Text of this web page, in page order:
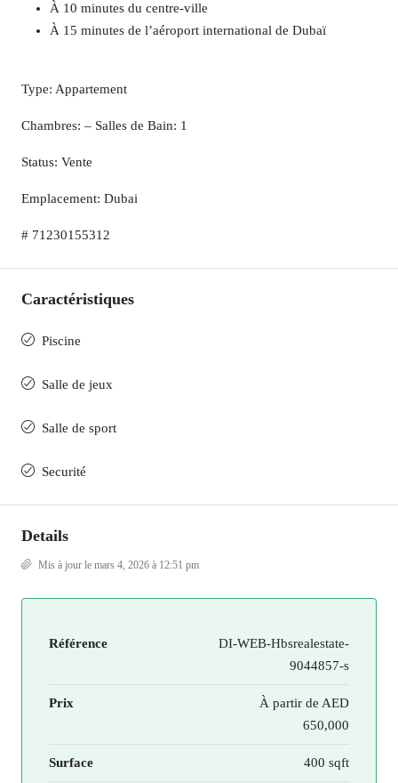
À 10 minutes du centre-ville
À 15 minutes de l’aéroport international de Dubaï
Type: Appartement
Chambres: – Salles de Bain: 1
Status: Vente
Emplacement: Dubai
# 71230155312
Caractéristiques
Piscine
Salle de jeux
Salle de sport
Securité
Details
Mis à jour le mars 4, 2026 à 12:51 pm
Référence
DI-WEB-Hbsrealestate-
9044857-s
Prix À partir de AED
650,000
Surface 400 sqft